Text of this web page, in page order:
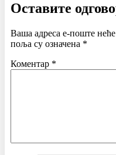
Оставите
Ваша адреса е-поште
поља су означена *
Коментар *